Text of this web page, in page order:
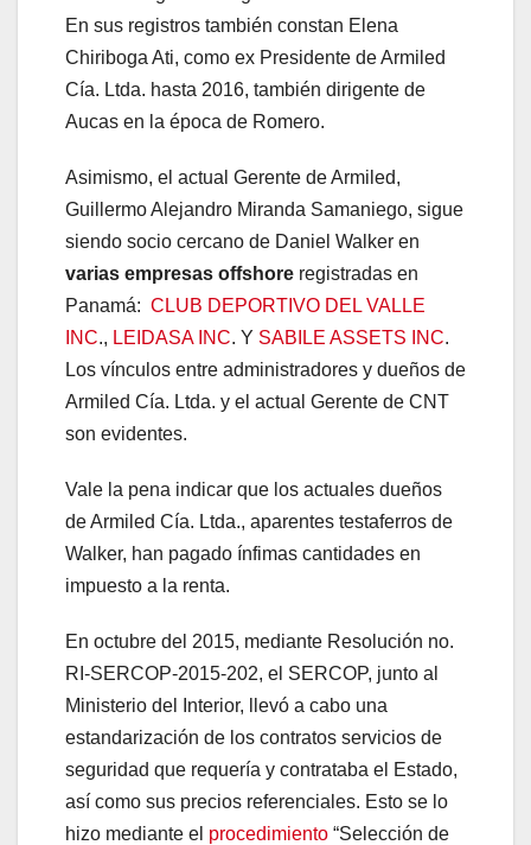
En sus registros también constan Elena
Chiriboga Ati, como ex Presidente de Armiled
Cía. Ltda. hasta 2016, también dirigente de
Aucas en la época de Romero.
Asimismo, el actual Gerente de Armiled,
Guillermo Alejandro Miranda Samaniego, sigue
siendo socio cercano de Daniel Walker en
varias empresas offshore registradas en
Panamá: CLUB DEPORTIVO DEL VALLE
INC., LEIDASA INC. Y SABILE ASSETS INC.
Los vínculos entre administradores y dueños de
Armiled Cía. Ltda. y el actual Gerente de CNT
son evidentes.
Vale la pena indicar que los actuales dueños
de Armiled Cía. Ltda., aparentes testaferros de
Walker, han pagado ínfimas cantidades en
impuesto a la renta.
En octubre del 2015, mediante Resolución no.
RI-SERCOP-2015-202, el SERCOP, junto al
Ministerio del Interior, llevó a cabo una
estandarización de los contratos servicios de
seguridad que requería y contrataba el Estado,
así como sus precios referenciales. Esto se lo
hizo mediante el procedimiento “Selección de